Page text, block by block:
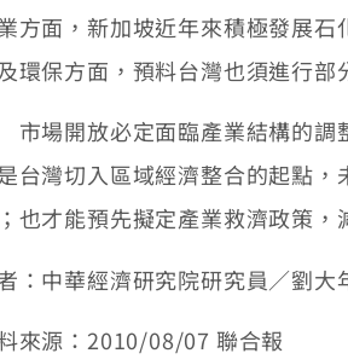
方面，新加坡近年來積極發展
環保方面，預料台灣也須進行部
場開放必定面臨產業結構的調
台灣切入區域經濟整合的起點
也才能預先擬定產業救濟政策
：中華經濟研究院研究員／劉大
來源：2010/08/07 聯合報